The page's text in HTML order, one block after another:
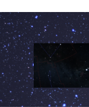
Inhalt
springen